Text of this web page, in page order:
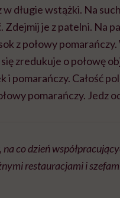
długie wstążki. Na
Zdejmij je z patelni. Na
z połowy
zredukuje o połowę
i pomarańczy. Całość
pomarańczy. Jedz
co dzień
restauracjami i